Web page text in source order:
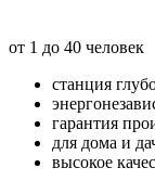
от 1 до 40 человек
станция
гарантия
для дома и
высокое